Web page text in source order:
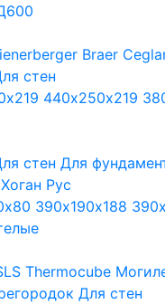
Braer
стен
440х250х219
стен Для
Хоган Рус
390х190х188
Thermocube
Для стен